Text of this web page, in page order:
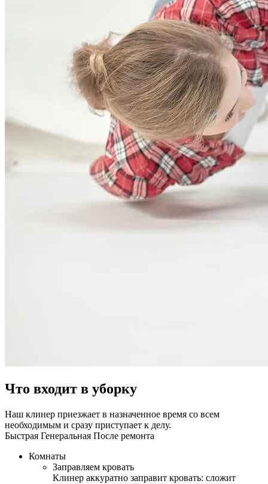
Что входит в уборку
Наш клинер приезжает в назначенное время со всем
необходимым и сразу приступает к делу.
Быстрая Генеральная После ремонта
Комнаты
Заправляем кровать
Клинер аккуратно заправит кровать: сложит